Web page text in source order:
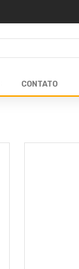
CONTATO